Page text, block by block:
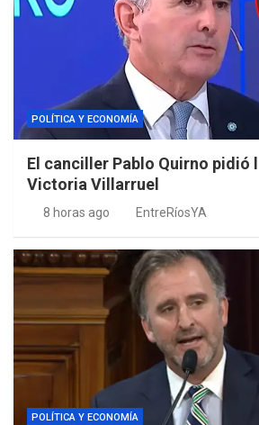
POLÍTICA Y ECONOMÍA
El canciller Pablo Quirno pidió
Victoria Villarruel
8 horas ago EntreRíosYA
POLÍTICA Y ECONOMÍA